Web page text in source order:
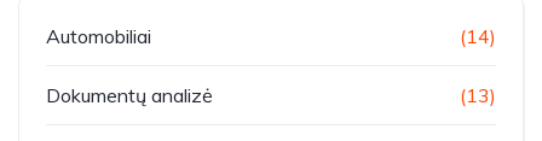
Automobiliai (14)
Dokumentų analizė (13)